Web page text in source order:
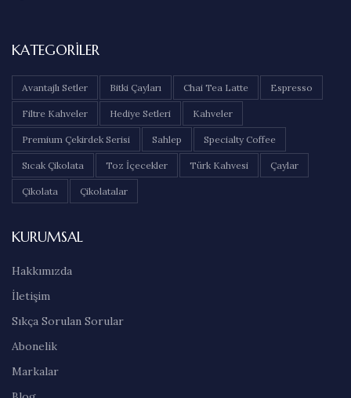
KATEGORILER
Avantajlı Setler Bitki Çayları Chai Tea Latte Espresso
Filtre Kahveler Hediye Setleri Kahveler
Premium Çekirdek Serisi Sahlep Specialty Coffee
Sıcak Çikolata Toz İçecekler Türk Kahvesi Çaylar
Çikolata Çikolatalar
KURUMSAL
Hakkımızda
İletişim
Sıkça Sorulan Sorular
Abonelik
Markalar